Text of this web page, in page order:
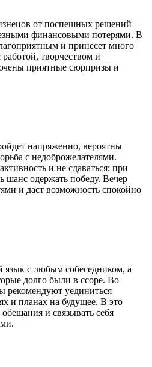
от поспешных решений −
финансовыми потерями. В
и принесет много
творчеством и
приятные сюрпризы и
напряженно, вероятны
с недоброжелателями.
и не сдаваться: при
шанс одержать победу. Вечер
и даст возможность спокойно
язык с любым собеседником, а
долго были в ссоре. Во
рекомендуют уединиться
и планах на будущее. В это
и связывать себя